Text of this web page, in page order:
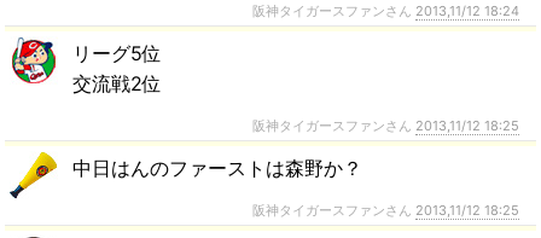
阪神タイガースファンさん 2013,11/12 18:24
リーグ5位
交流戦2位
阪神タイガースファンさん 2013,11/12 18:25
中日はんのファーストは森野か？
阪神タイガースファンさん 2013,11/12 18:25